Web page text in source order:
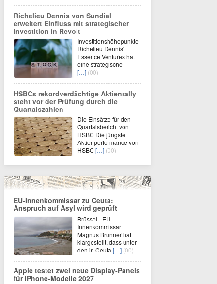
Richelieu Dennis von Sundial
erweitert Einfluss mit strategischer
Investition in Revolt
Investitionshöhepunkte
Richelieu Dennis'
Essence Ventures hat
eine strategische
[…] (00)
HSBCs rekordverdächtige Aktienrally
steht vor der Prüfung durch die
Quartalszahlen
Die Einsätze für den
Quartalsbericht von
HSBC Die jüngste
Aktienperformance von
HSBC […] (00)
EU-Innenkommissar zu Ceuta:
Anspruch auf Asyl wird geprüft
Brüssel - EU-
Innenkommissar
Magnus Brunner hat
klargestellt, dass unter
den in Ceuta […] (00)
Apple testet zwei neue Display-Panels
für iPhone-Modelle 2027